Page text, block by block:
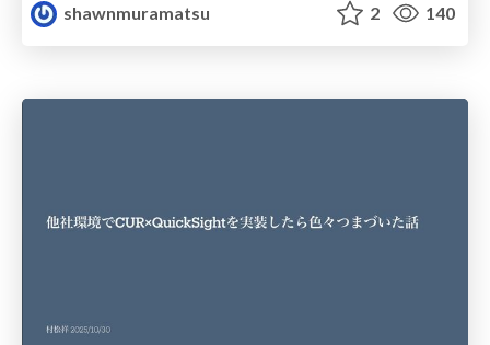
shawnmuramatsu
2 140